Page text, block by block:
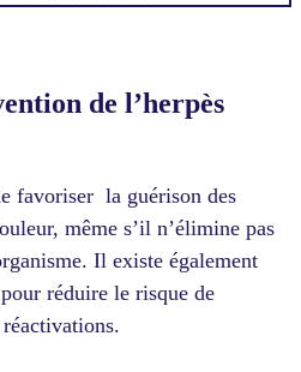
de l’herpès
favoriser la guérison des
même s’il n’élimine pas
Il existe également
pour réduire le risque de